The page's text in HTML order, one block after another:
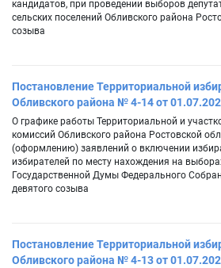
кандидатов, при проведении выборов
сельских поселений Обливского района
созыва
Постановление Территориальной
Обливского района № 4-14 от
О графике работы Территориальной и
комиссий Обливского района Ростовской
(оформлению) заявлений о включении
избирателей по месту нахождения на
Государственной Думы Федерального
девятого созыва
Постановление Территориальной
Обливского района № 4-13 от